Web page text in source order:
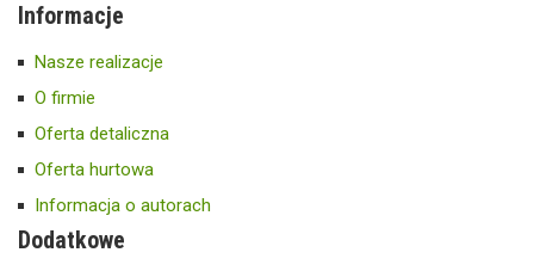
Informacje
Nasze realizacje
O firmie
Oferta detaliczna
Oferta hurtowa
Informacja o autorach
Dodatkowe